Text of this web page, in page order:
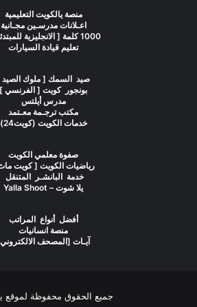
منصة يالكويت التعليمية
اعـلانات مدرسـين مجـانية
1000 كلمة [ الانجليزية للمبتدئين ]
تعليم قيادة السيارات
صيد السمك [ ملوك الصيد
بونجور كويت [ الفرنسي ]
مدرس أيلتس
مكتب ترجـمة معـتمد
خدمات الكويت (كويت24)
صفوة معلمي الكويت
رياضيات الكويت [ كويت
خدمة البانشـر المتنقل
يلا شوت – Yalla Shoot
أفضل أنواع المراتب
منصة انسانيات
آيـات [المصحف
جميع الحقوق محفوظة لموقع